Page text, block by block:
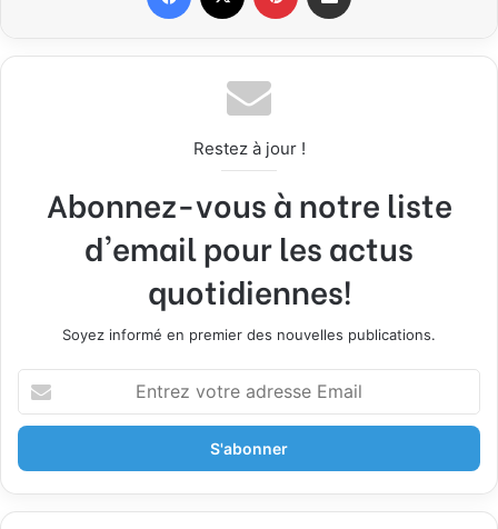
Restez à jour !
Abonnez-vous à notre liste
d'email pour les actus
quotidiennes!
Soyez informé en premier des nouvelles publications.
t
e
z